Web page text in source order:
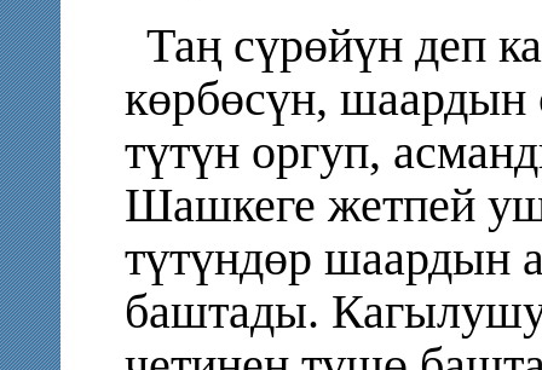
Таң сүрөйүн деп
көрбөсүн, шаардын
түтүн оргуп,
Шашкеге жетпей
түтүндөр шаардын
баштады.